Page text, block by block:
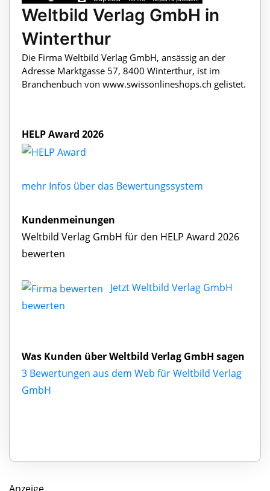
Weltbild Verlag GmbH in
Winterthur
Die Firma Weltbild Verlag GmbH, ansässig an der
Adresse Marktgasse 57, 8400 Winterthur, ist im
Branchenbuch von www.swissonlineshops.ch gelistet.
HELP Award 2026
mehr Infos über das Bewertungssystem
Kundenmeinungen
Weltbild Verlag GmbH für den HELP Award 2026
bewerten
Jetzt Weltbild Verlag GmbH
bewerten
Was Kunden über Weltbild Verlag GmbH sagen
3 Bewertungen aus dem Web für Weltbild Verlag
GmbH
Anzeige